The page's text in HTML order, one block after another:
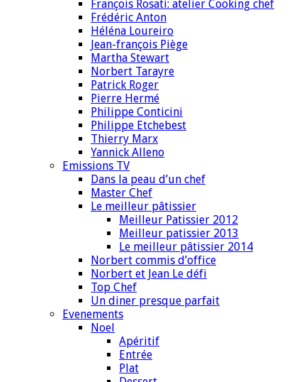
François Rosati: atelier Cooking chef
Frédéric Anton
Héléna Loureiro
Jean-françois Piège
Martha Stewart
Norbert Tarayre
Patrick Roger
Pierre Hermé
Philippe Conticini
Philippe Etchebest
Thierry Marx
Yannick Alleno
Emissions TV
Dans la peau d’un chef
Master Chef
Le meilleur pâtissier
Meilleur Patissier 2012
Meilleur patissier 2013
Le meilleur pâtissier 2014
Norbert commis d’office
Norbert et Jean Le défi
Top Chef
Un diner presque parfait
Evenements
Noel
Apéritif
Entrée
Plat